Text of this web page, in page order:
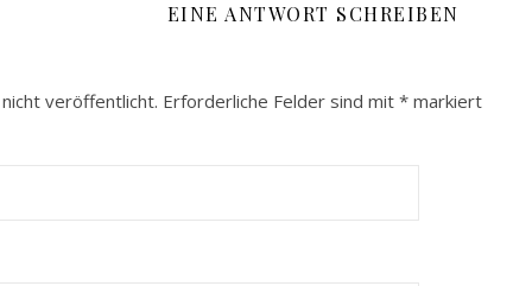
EINE ANTWORT SCHREIBEN
veröffentlicht. Erforderliche Felder sind mit * markiert